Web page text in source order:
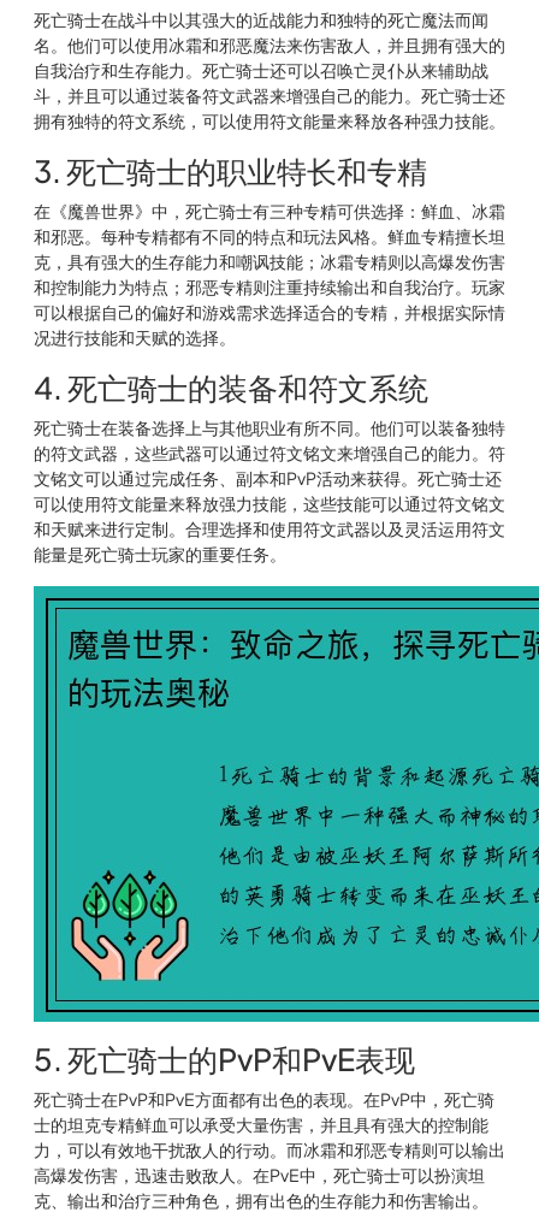
死亡骑士在战斗中以其强大的近战能力和独特的死亡魔法而闻
名。他们可以使用冰霜和邪恶魔法来伤害敌人，并且拥有强大的
自我治疗和生存能力。死亡骑士还可以召唤亡灵仆从来辅助战
斗，并且可以通过装备符文武器来增强自己的能力。死亡骑士还
拥有独特的符文系统，可以使用符文能量来释放各种强力技能。
3. 死亡骑士的职业特长和专精
在《魔兽世界》中，死亡骑士有三种专精可供选择：鲜血、冰霜
和邪恶。每种专精都有不同的特点和玩法风格。鲜血专精擅长坦
克，具有强大的生存能力和嘲讽技能；冰霜专精则以高爆发伤害
和控制能力为特点；邪恶专精则注重持续输出和自我治疗。玩家
可以根据自己的偏好和游戏需求选择适合的专精，并根据实际情
况进行技能和天赋的选择。
4. 死亡骑士的装备和符文系统
死亡骑士在装备选择上与其他职业有所不同。他们可以装备独特
的符文武器，这些武器可以通过符文铭文来增强自己的能力。符
文铭文可以通过完成任务、副本和PvP活动来获得。死亡骑士还
可以使用符文能量来释放强力技能，这些技能可以通过符文铭文
和天赋来进行定制。合理选择和使用符文武器以及灵活运用符文
能量是死亡骑士玩家的重要任务。
5. 死亡骑士的PvP和PvE表现
死亡骑士在PvP和PvE方面都有出色的表现。在PvP中，死亡骑
士的坦克专精鲜血可以承受大量伤害，并且具有强大的控制能
力，可以有效地干扰敌人的行动。而冰霜和邪恶专精则可以输出
高爆发伤害，迅速击败敌人。在PvE中，死亡骑士可以扮演坦
克、输出和治疗三种角色，拥有出色的生存能力和伤害输出。